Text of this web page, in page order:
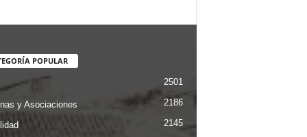
POPULAR
2501
y Asociaciones 2186
2145